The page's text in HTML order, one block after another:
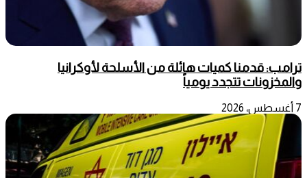
ترامب: قدمنا كميات هائلة من الأسلحة لأوكرانيا
والمخزونات تتجدد يومياً
7 أغسطس، 2026